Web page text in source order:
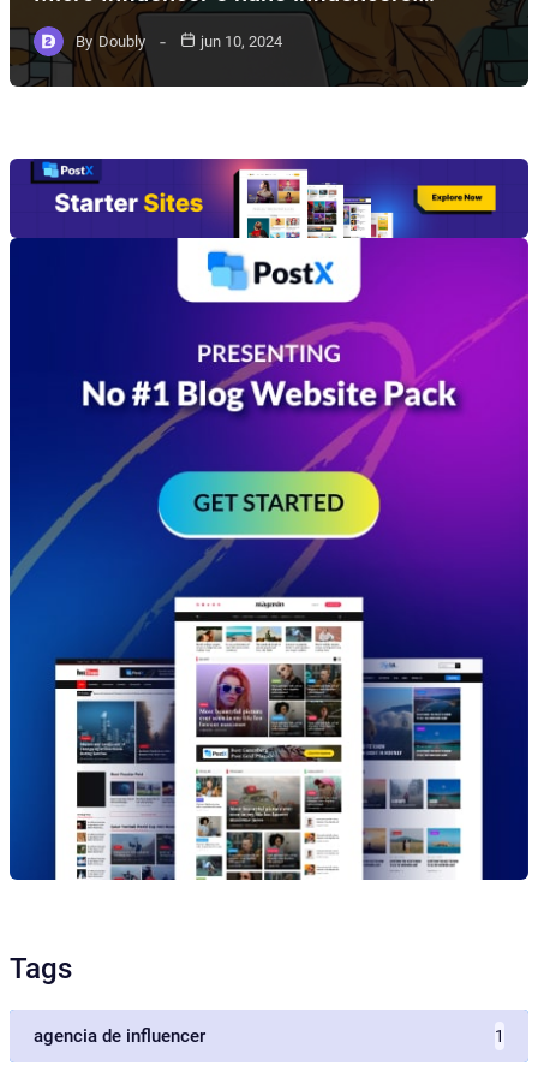
By Doubly jun 10, 2024
Tags
agencia de influencer 1